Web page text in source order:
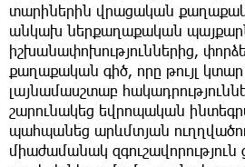
տարիներին վրացական
անկախ ներքաղաքական
իշխանափոխություններից,
քաղաքական գիծ, որը թույլ
լայնամասշտաբ
շարունակեց եվրոպական
պահպանեց արևմտյան
միաժամանակ զգուշավորություն